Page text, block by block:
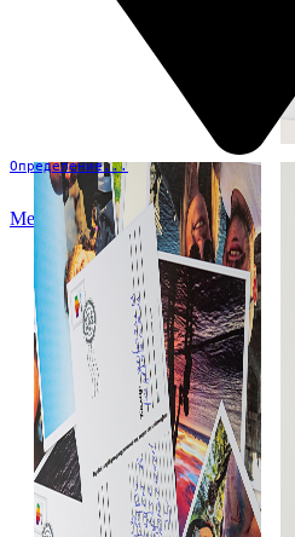
Определение...
Меню